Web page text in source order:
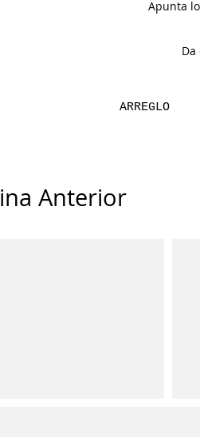
Apunta
ARREGLO
Anterior